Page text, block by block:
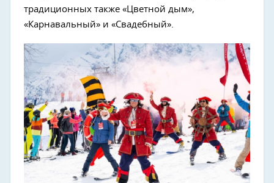
традиционных также «Цветной дым»,
«Карнавальный» и «Свадебный».